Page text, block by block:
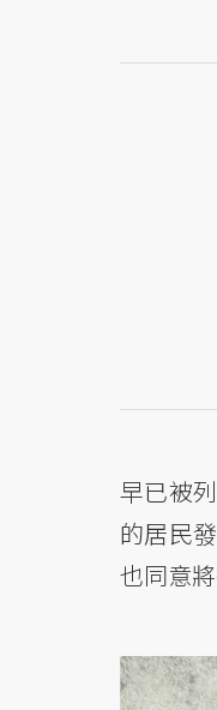
早已被
的居民
也同意